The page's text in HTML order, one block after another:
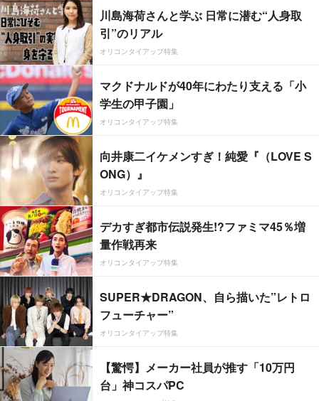
川島海荷さんと学ぶ 日常に潜む“人身取
引”のリアル
オリコンタイアップ特集
マクドナルドが40年にわたり支える「小
学生の甲子園」
オリコンタイアップ特集
向井康二イケメンすぎ！純愛『（LOVE S
ONG）』
オリコンタイアップ特集
デカすぎ都市伝説発生!?ファミマ45％増
量作戦再来
オリコンタイアップ特集
SUPER★DRAGON、自ら描いた”レトロ
フューチャー”
オリコンタイアップ特集
【驚愕】メーカー社員が推す「10万円
台」神コスパPC